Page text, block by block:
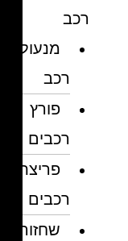
מנעולן
פורץ
רכבים
פריצת
רכבים
שחזור